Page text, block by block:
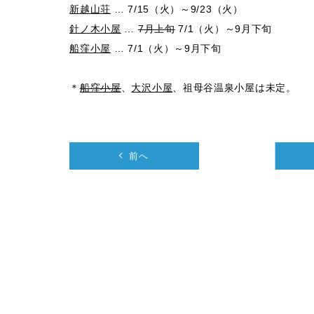
新越山荘 … 7/15（火）～9/23（火）
針ノ木小屋
…7月上旬7/1（火）～9月下旬
船窪小屋
… 7/1（火）～9月下旬
＊ 船窪小屋、 大沢小屋 、祖母谷温泉小屋は未定。
前へ